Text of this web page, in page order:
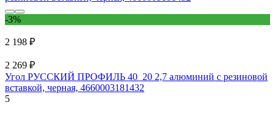
-3%
2 198 ₽
2 269 ₽
Угол РУССКИЙ ПРОФИЛЬ 40_20 2,7 алюминий с резиновой
вставкой, черная, 4660003181432
5